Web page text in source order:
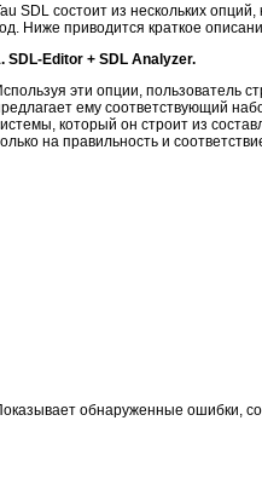
SDL состоит из нескольких
Ниже приводится краткое
SDL-Editor + SDL Analyzer.
эти опции, пользователь
ему соответствующий
который он строит из
на правильность и
обнаруженные ошибки,